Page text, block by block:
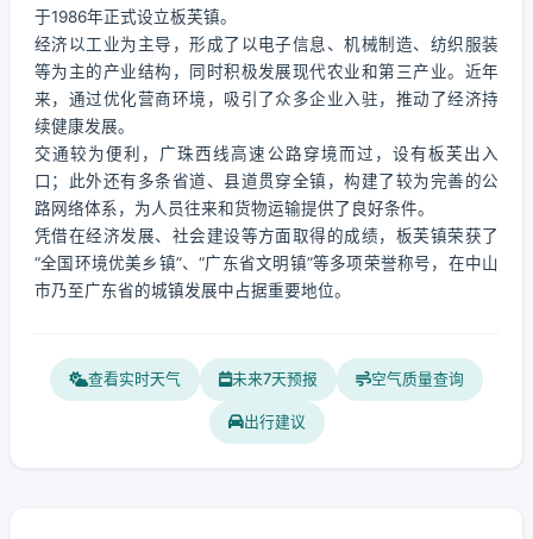
于1986年正式设立板芙镇。
经济以工业为主导，形成了以电子信息、机械制造、纺织服装
等为主的产业结构，同时积极发展现代农业和第三产业。近年
来，通过优化营商环境，吸引了众多企业入驻，推动了经济持
续健康发展。
交通较为便利，广珠西线高速公路穿境而过，设有板芙出入
口；此外还有多条省道、县道贯穿全镇，构建了较为完善的公
路网络体系，为人员往来和货物运输提供了良好条件。
凭借在经济发展、社会建设等方面取得的成绩，板芙镇荣获了
“全国环境优美乡镇”、“广东省文明镇”等多项荣誉称号，在中山
市乃至广东省的城镇发展中占据重要地位。
查看实时天气 未来7天预报 空气质量查询
出行建议